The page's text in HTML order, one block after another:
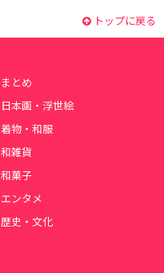
トップに戻る
まとめ
日本画・浮世絵
着物・和服
和雑貨
和菓子
エンタメ
歴史・文化